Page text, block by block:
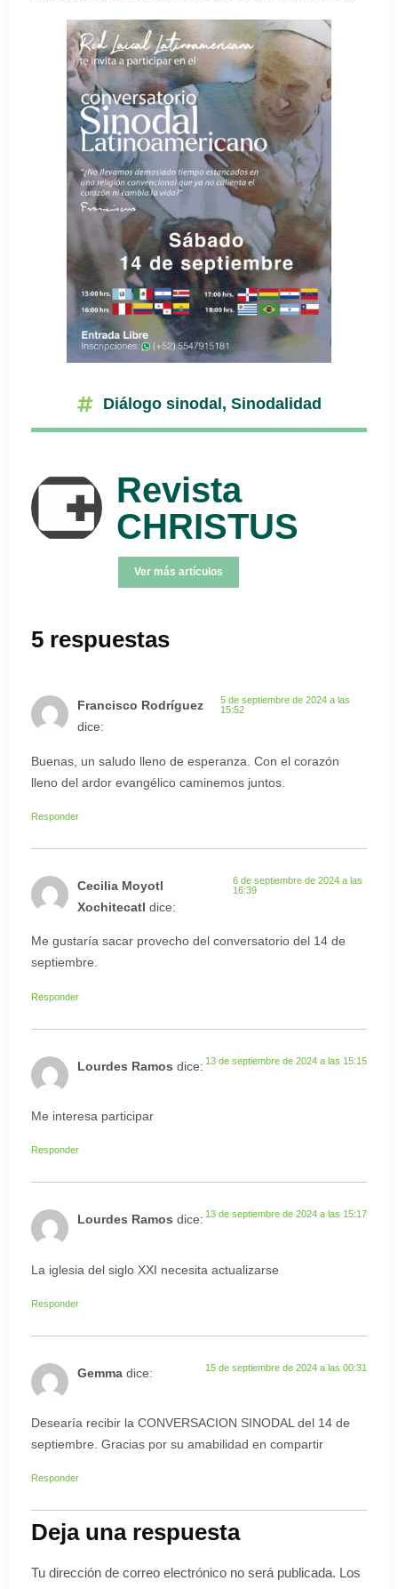
Diálogo sinodal , Sinodalidad
Revista
CHRISTUS
Ver más artículos
5 respuestas
Francisco Rodríguez
dice:
5 de septiembre de 2024 a las
15:52
Buenas, un saludo lleno de esperanza. Con el corazón
lleno del ardor evangélico caminemos juntos.
Responder
Cecilia Moyotl
Xochitecatl dice:
6 de septiembre de 2024 a las
16:39
Me gustaría sacar provecho del conversatorio del 14 de
septiembre.
Responder
Lourdes Ramos dice: 13 de septiembre de 2024 a las 15:15
Me interesa participar
Responder
Lourdes Ramos dice: 13 de septiembre de 2024 a las 15:17
La iglesia del siglo XXI necesita actualizarse
Responder
Gemma dice: 15 de septiembre de 2024 a las 00:31
Desearía recibir la CONVERSACION SINODAL del 14 de
septiembre. Gracias por su amabilidad en compartir
Responder
Deja una respuesta
Tu dirección de correo electrónico no será publicada. Los